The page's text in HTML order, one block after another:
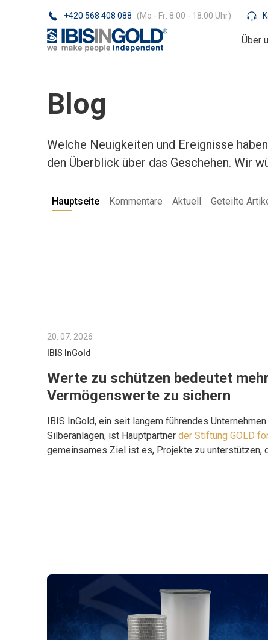
+420 568 408 088 (Mo - Fr: 8:00 - 18:00 Uhr)
Über
Blog
Welche Neuigkeiten und Ereignisse
den Überblick über das Geschehen. Wir
Hauptseite Kommentare Aktuell Geteilte
20. 07. 2026
IBIS InGold
Werte zu schützen bedeutet
Vermögenswerte zu sichern
IBIS InGold, ein seit langem führendes
Silberanlagen, ist Hauptpartner der Stiftung GOLD
gemeinsames Ziel ist es, Projekte zu unterstützen,